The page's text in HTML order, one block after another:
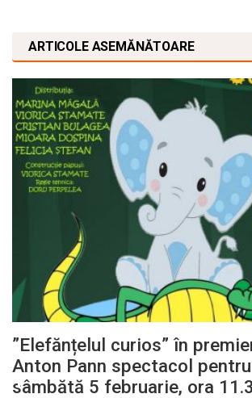
ARTICOLE ASEMĂNĂTOARE
”Elefănțelul curios” în
Anton Pann spectacol
sâmbătă 5 februarie, ora